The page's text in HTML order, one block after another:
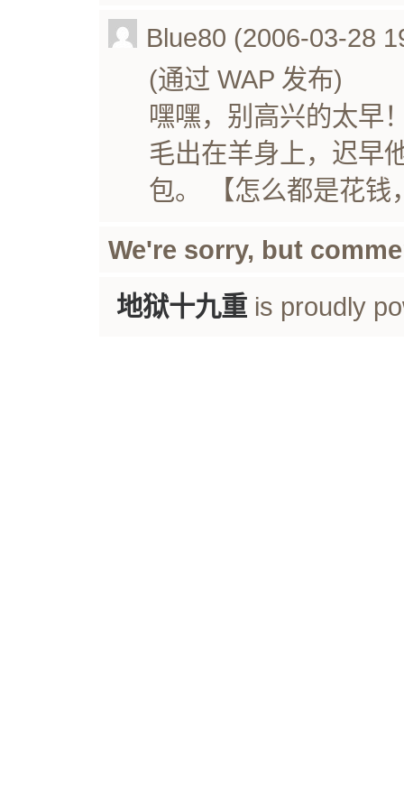
Blue80 (2006-03-28
(通过 WAP 发布)
嘿嘿，别高兴的太早
毛出在羊身上，迟早
包。 【怎么都是花钱
We're sorry, but
地狱十九重is proudly